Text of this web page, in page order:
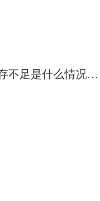
会声会影内存不足是什么情况 会声会影内存不足怎么办